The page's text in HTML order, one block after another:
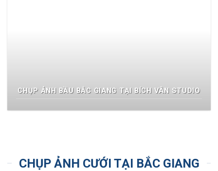
CHỤP ẢNH BẦU BẮC GIANG TẠI BÍCH VÂN STUDIO
CHỤP ẢNH CƯỚI TẠI BẮC GIANG